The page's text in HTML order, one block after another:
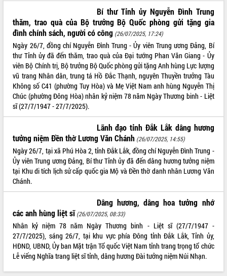
Du lịch Đắk Lắk nâng tầm trải nghiệm
du khách thông qua Hệ thống cơ sở dữ
liệu và Bản đồ số
Tập huấn ứng dụng trí tuệ nhân tạo (AI)
trong thương mại điện tử năm 2026
Đoàn đại biểu Quốc hội tỉnh Đắk Lắk
trao đổi thông tin trước Kỳ họp thứ
nhất, Quốc hội khóa XVI
Quyết liệt cải cách hành chính, khơi
Nâng cao hiệu lực, hiệu quả HĐND
tỉnh thông qua hiện đại hóa hành chính
Xã Ea Phê gắn cải cách hành chính với
chuyển đổi số
Phó Chủ tịch Thường trực UBND tỉnh
Hồ Thị Nguyên Thảo làm việc tại Trung
tâm Phục vụ hành chính công xã Ea
Phê
Xây dựng nền hành chính số đồng
hành cùng nông dân dân, doanh nghiệp
Giai đoạn 2026-2030, Đắk Lắk phấn
đấu có 77% xã đạt chuẩn nông thôn
mới
Bí thư Tỉnh ủy Nguyễn Đình Trung
thăm, trao quà của Bộ trưởng Bộ Quốc phòng gửi tặng gia
đình chính sách, người có công (26/07/2025, 17:24)
Ngày 26/7, đồng chí Nguyễn Đình Trung - Ủy viên Trung ương Đảng, Bí
thư Tỉnh ủy đã đến thăm, trao quà của Đại tướng Phan Văn Giang - Ủy
viên Bộ Chính trị, Bộ trưởng Bộ Quốc phòng gửi tặng Anh hùng Lực lượng
vũ trang Nhân dân, trung tá Hồ Đắc Thạnh, nguyên Thuyền trưởng Tàu
Không số C41 (phường Tuy Hòa) và Mẹ Việt Nam anh hùng Nguyễn Thị
Chúc (phường Đông Hòa) nhân kỷ niệm 78 năm Ngày Thương binh - Liệt
sĩ (27/7/1947 - 27/7/2025).
Lãnh đạo tỉnh Đắk Lắk dâng hương
tưởng niệm Đền thờ Lương Văn Chánh (26/07/2025, 14:55)
Ngày 26/7, tại xã Phú Hòa 2, tỉnh Đắk Lắk, đồng chí Nguyễn Đình Trung -
Ủy viên Trung ương Đảng, Bí thư Tỉnh ủy đã đến dâng hương tưởng niệm
tại Khu di tích lịch sử cấp quốc gia Mộ và Đền thờ danh nhân Lương Văn
Chánh.
Dâng hương, dâng hoa tưởng nhớ
các anh hùng liệt sĩ (26/07/2025, 08:33)
Nhân kỷ niệm 78 năm Ngày Thương binh - Liệt sĩ (27/7/1947 -
27/7/2025), sáng 26/7, tại khu vực phía Đông tỉnh Đắk Lắk, Tỉnh ủy,
HĐND, UBND, Ủy ban Mặt trận Tổ quốc Việt Nam tỉnh trang trọng tổ chức
Lễ viếng Nghĩa trang liệt sĩ tỉnh, dâng hương Đài tưởng niệm Núi Nhạn.